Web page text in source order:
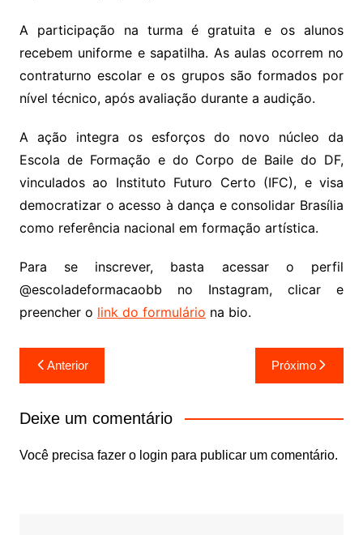
A participação na turma é gratuita e os alunos
recebem uniforme e sapatilha. As aulas ocorrem no
contraturno escolar e os grupos são formados por
nível técnico, após avaliação durante a audição.
A ação integra os esforços do novo núcleo da
Escola de Formação e do Corpo de Baile do DF,
vinculados ao Instituto Futuro Certo (IFC), e visa
democratizar o acesso à dança e consolidar Brasília
como referência nacional em formação artística.
Para se inscrever, basta acessar o perfil
@escoladeformacaobb no Instagram, clicar e
preencher o link do formulário na bio.
Navegação
de
Post
Anterior Próximo
Deixe um comentário
Você precisa fazer o login para publicar um comentário.